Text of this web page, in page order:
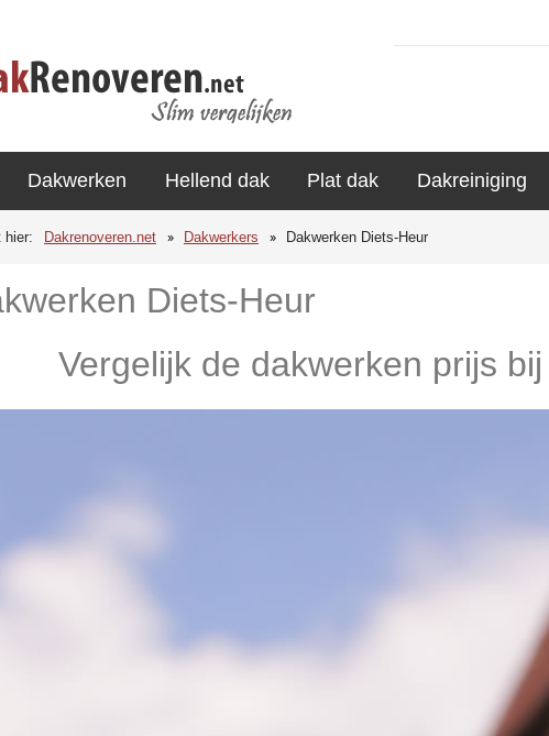
Dakwerken Hellend dak Plat dak Dakreiniging
hier: Dakrenoveren.net Dakwerkers Dakwerken Diets-Heur
Diets-Heur
Vergelijk de dakwerken prijs